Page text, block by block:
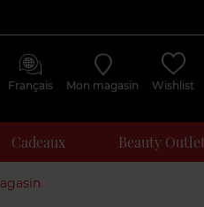
Français Mon magasin Wishlist
Cadeaux Beauty Outlet